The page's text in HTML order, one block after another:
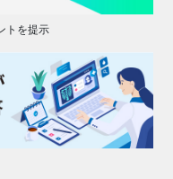
トを提示